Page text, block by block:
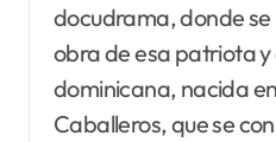
docudrama, donde se
obra de esa patriota
dominicana, nacida
Caballeros, que se